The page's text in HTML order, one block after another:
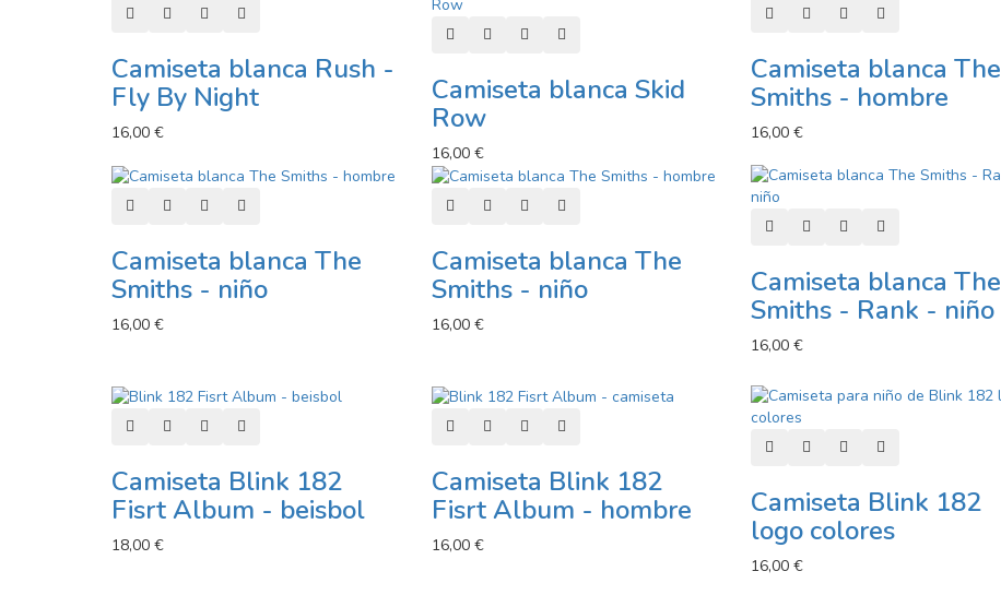
Añadir al carro
Añadir a lista de deseos
Añadir a comparador
Camiseta blanca Rush -
Fly By Night
16,00 €
Añadir al carro
Añadir a lista de deseos
Añadir a comparador
Vista rápida
Camiseta blanca Skid
Row
16,00 €
Añadir al carro
Añadir a lista de deseos
Añadir a comparador
Camiseta blanca The
Smiths - hombre
16,00 €
Añadir al carro
Añadir a lista de deseos
Añadir a comparador
Camiseta blanca The
Smiths - niño
16,00 €
Añadir al carro
Añadir a lista de deseos
Añadir a comparador
Vista rápida
Camiseta blanca The
Smiths - niño
16,00 €
Añadir al carro
Añadir a lista de deseos
Añadir a comparador
Camiseta blanca The
Smiths - Rank - niño
16,00 €
Añadir al carro
Añadir a lista de deseos
Añadir a comparador
Camiseta Blink 182
Fisrt Album - beisbol
18,00 €
Añadir al carro
Añadir a lista de deseos
Añadir a comparador
Vista rápida
Camiseta Blink 182
Fisrt Album - hombre
16,00 €
Añadir al carro
Añadir a lista de deseos
Añadir a comparador
Camiseta Blink 182
logo colores
16,00 €